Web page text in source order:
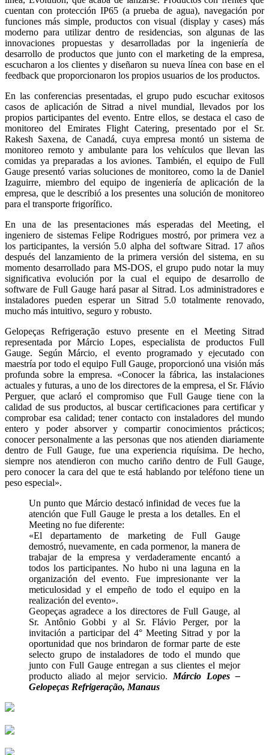
cuentan con protección IP65 (a prueba de agua), navegación por
funciones más simple, productos con visual (display y cases) más
moderno para utilizar dentro de residencias, son algunas de las
innovaciones propuestas y desarrolladas por la ingeniería de
desarrollo de productos que junto con el marketing de la empresa,
escucharon a los clientes y diseñaron su nueva línea con base en el
feedback que proporcionaron los propios usuarios de los productos.
En las conferencias presentadas, el grupo pudo escuchar exitosos
casos de aplicación de Sitrad a nivel mundial, llevados por los
propios participantes del evento. Entre ellos, se destaca el caso de
monitoreo del Emirates Flight Catering, presentado por el Sr.
Rakesh Saxena, de Canadá, cuya empresa montó un sistema de
monitoreo remoto y ambulante para los vehículos que llevan las
comidas ya preparadas a los aviones. También, el equipo de Full
Gauge presentó varias soluciones de monitoreo, como la de Daniel
Izaguirre, miembro del equipo de ingeniería de aplicación de la
empresa, que le describió a los presentes una solución de monitoreo
para el transporte frigorífico.
En una de las presentaciones más esperadas del Meeting, el
ingeniero de sistemas Felipe Rodrigues mostró, por primera vez a
los participantes, la versión 5.0 alpha del software Sitrad. 17 años
después del lanzamiento de la primera versión del sistema, en su
momento desarrollado para MS-DOS, el grupo pudo notar la muy
significativa evolución por la cual el equipo de desarrollo de
software de Full Gauge hará pasar al Sitrad. Los administradores e
instaladores pueden esperar un Sitrad 5.0 totalmente renovado,
mucho más intuitivo, seguro y robusto.
Gelopeças Refrigeração estuvo presente en el Meeting Sitrad
representada por Márcio Lopes, especialista de productos Full
Gauge. Según Márcio, el evento programado y ejecutado con
maestría por todo el equipo Full Gauge, proporcionó una visión más
profunda sobre la empresa. «Conocer la fábrica, las instalaciones
actuales y futuras, a uno de los directores de la empresa, el Sr. Flávio
Perguer, que aclaró el compromiso que Full Gauge tiene con la
calidad de sus productos, al buscar certificaciones para certificar y
comprobar esa calidad; tener contacto con instaladores del mundo
entero y poder absorver y compartir conocimientos prácticos;
conocer personalmente a las personas que nos atienden diariamente
dentro de Full Gauge, fue una experiencia riquísima. De hecho,
siempre nos atendieron con mucho cariño dentro de Full Gauge,
pero conocer la cara del que te está hablando por teléfono tiene un
peso especial».
Un punto que Márcio destacó infinidad de veces fue la
atención que Full Gauge le presta a los detalles. En el
Meeting no fue diferente:
«El departamento de marketing de Full Gauge
demostró, nuevamente, en cada pormenor, la manera de
trabajar de la empresa y verdaderamente encantó a
todos los participantes. No hubo ni una laguna en la
organización del evento. Fue impresionante ver la
meticulosidad y el empeño de todo el equipo en la
realización del evento».
Geopeças agradece a los directores de Full Gauge, al
Sr. Antônio Gobbi y al Sr. Flávio Perger, por la
invitación a participar del 4° Meeting Sitrad y por la
oportunidad que nos brindaron de formar parte de este
selecto grupo de instaladores de todo el mundo que
junto con Full Gauge entregan a sus clientes el mejor
producto aliado al mejor servicio. Márcio Lopes –
Gelopeças Refrigeração, Manaus